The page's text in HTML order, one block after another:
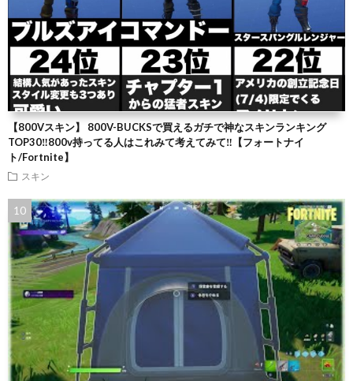
【800Vスキン】 800V-BUCKSで買えるガチで神なスキンランキング
TOP30‼️800v持ってる人はこれみて考えてみて‼️【フォートナイ
ト/Fortnite】
スキン